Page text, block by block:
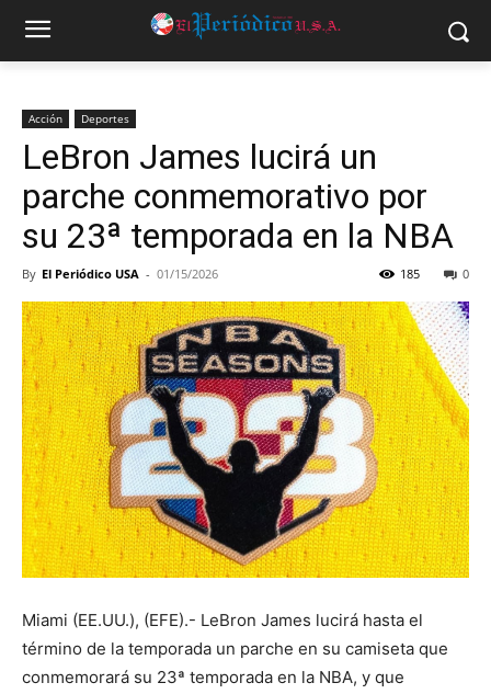
Acción Deportes
LeBron James lucirá un
parche conmemorativo por
su 23ª temporada en la NBA
By El Periódico USA - 01/15/2026 0
185
Miami (EE.UU.), (EFE).- LeBron James lucirá hasta el
término de la temporada un parche en su camiseta que
conmemorará su 23ª temporada en la NBA, y que